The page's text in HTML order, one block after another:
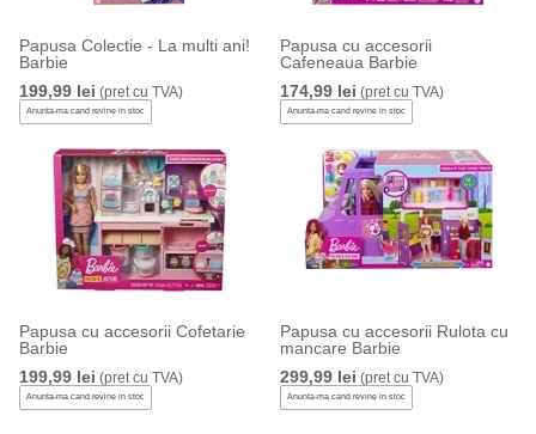
Papusa Colectie - La multi ani!
Barbie
199,99 lei (pret cu TVA)
Anunta-ma cand revine in stoc
Papusa cu accesorii
Cafeneaua Barbie
174,99 lei (pret cu TVA)
Anunta-ma cand revine in stoc
Papusa cu accesorii Cofetarie
Barbie
199,99 lei (pret cu TVA)
Anunta-ma cand revine in stoc
Papusa cu accesorii Rulota cu
mancare Barbie
299,99 lei (pret cu TVA)
Anunta-ma cand revine in stoc